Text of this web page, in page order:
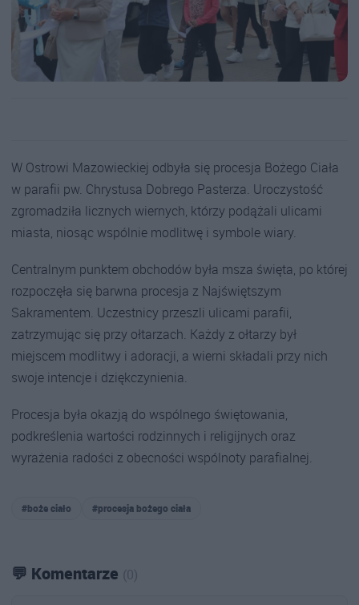
W Ostrowi Mazowieckiej odbyła się procesja Bożego Ciała
w parafii pw. Chrystusa Dobrego Pasterza. Uroczystość
zgromadziła licznych wiernych, którzy podążali ulicami
miasta, niosąc wspólnie modlitwę i symbole wiary.
Centralnym punktem obchodów była msza święta, po której
rozpoczęła się barwna procesja z Najświętszym
Sakramentem. Uczestnicy przeszli ulicami parafii,
zatrzymując się przy ołtarzach. Każdy z ołtarzy był
miejscem modlitwy i adoracji, a wierni składali przy nich
swoje intencje i dziękczynienia.
Procesja była okazją do wspólnego świętowania,
podkreślenia wartości rodzinnych i religijnych oraz
wyrażenia radości z obecności wspólnoty parafialnej.
#boże ciało #procesja bożego ciała
💬 Komentarze (0)